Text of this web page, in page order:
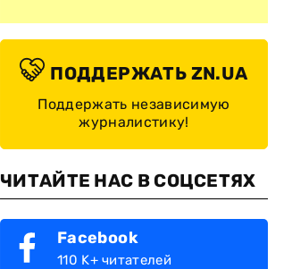
ПОДДЕРЖАТЬ ZN.UA
Поддержать независимую
журналистику!
ЧИТАЙТЕ НАС В СОЦСЕТЯХ
Facebook
110 K+ читателей